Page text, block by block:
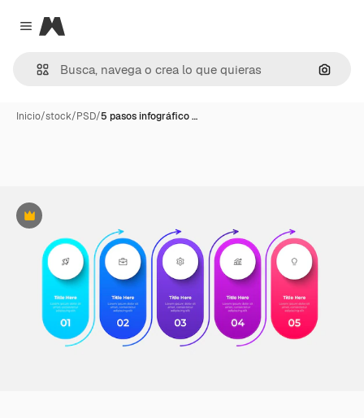
Close menu
Magnific
Inicio/stock/PSD/5 pasos infográfico …
Premium